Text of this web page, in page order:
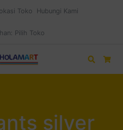
Toko Hubungi Kami
Pilih Toko
Search
silver